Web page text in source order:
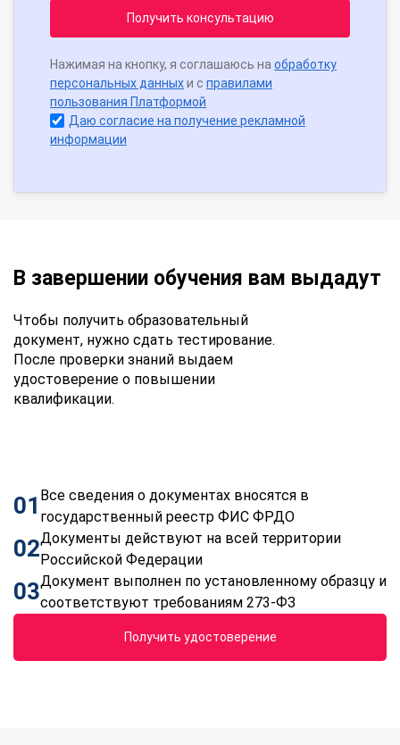
Получить консультацию
Нажимая на кнопку, я соглашаюсь на обработку
персональных данныхи с правилами
пользования Платформой
Даю согласие на получение рекламной
информации
В завершении обучения вам выдадут
Чтобы получить образовательный
документ, нужно сдать тестирование.
После проверки знаний выдаем
удостоверение о повышении
квалификации.
01 Все сведения о документах вносятся в
государственный реестр ФИС ФРДО
02Документы действуют на всей территории
Российской Федерации
03Документ выполнен по установленному образцу и
соответствуют требованиям 273-ФЗ
Получить удостоверение